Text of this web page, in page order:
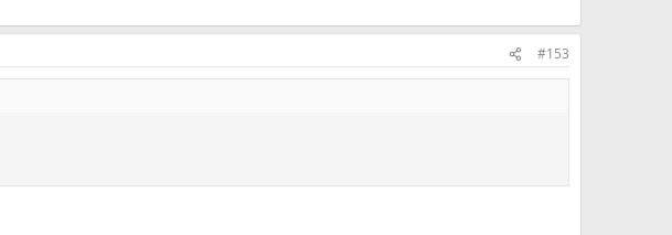
#153